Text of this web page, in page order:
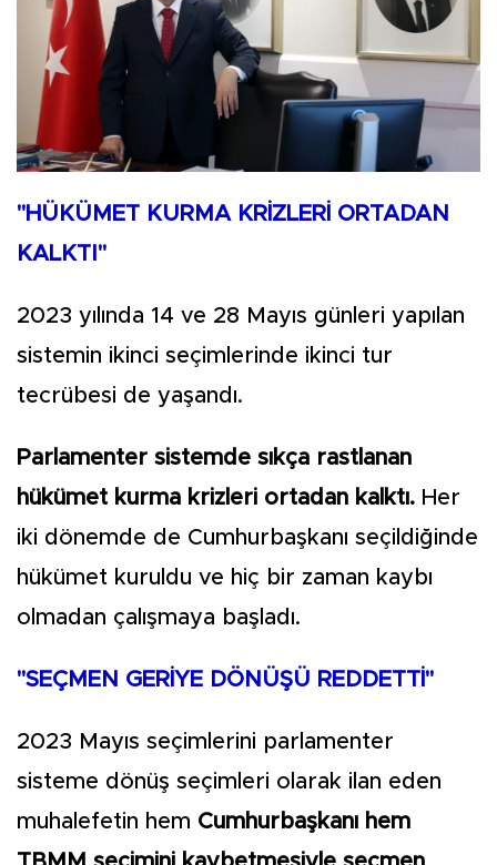
"HÜKÜMET KURMA KRİZLERİ ORTADAN
KALKTI"
2023 yılında 14 ve 28 Mayıs günleri yapılan
sistemin ikinci seçimlerinde ikinci tur
tecrübesi de yaşandı.
Parlamenter sistemde sıkça rastlanan
hükümet kurma krizleri ortadan kalktı. Her
iki dönemde de Cumhurbaşkanı seçildiğinde
hükümet kuruldu ve hiç bir zaman kaybı
olmadan çalışmaya başladı.
"SEÇMEN GERİYE DÖNÜŞÜ REDDETTİ"
2023 Mayıs seçimlerini parlamenter
sisteme dönüş seçimleri olarak ilan eden
muhalefetin hem Cumhurbaşkanı hem